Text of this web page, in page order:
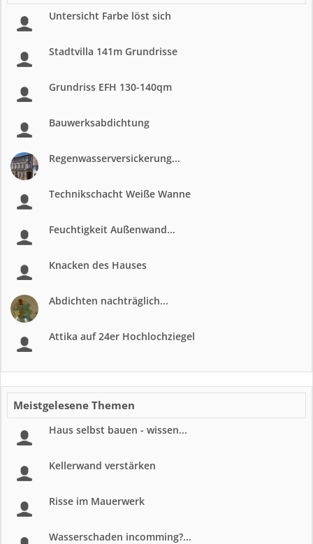
Untersicht Farbe löst sich
Stadtvilla 141m Grundrisse
Grundriss EFH 130-140qm
Bauwerksabdichtung
Regenwasserversickerung...
Technikschacht Weiße Wanne
Feuchtigkeit Außenwand...
Knacken des Hauses
Abdichten nachträglich...
Attika auf 24er Hochlochziegel
Meistgelesene Themen
Haus selbst bauen - wissen...
Kellerwand verstärken
Risse im Mauerwerk
Wasserschaden incomming?...